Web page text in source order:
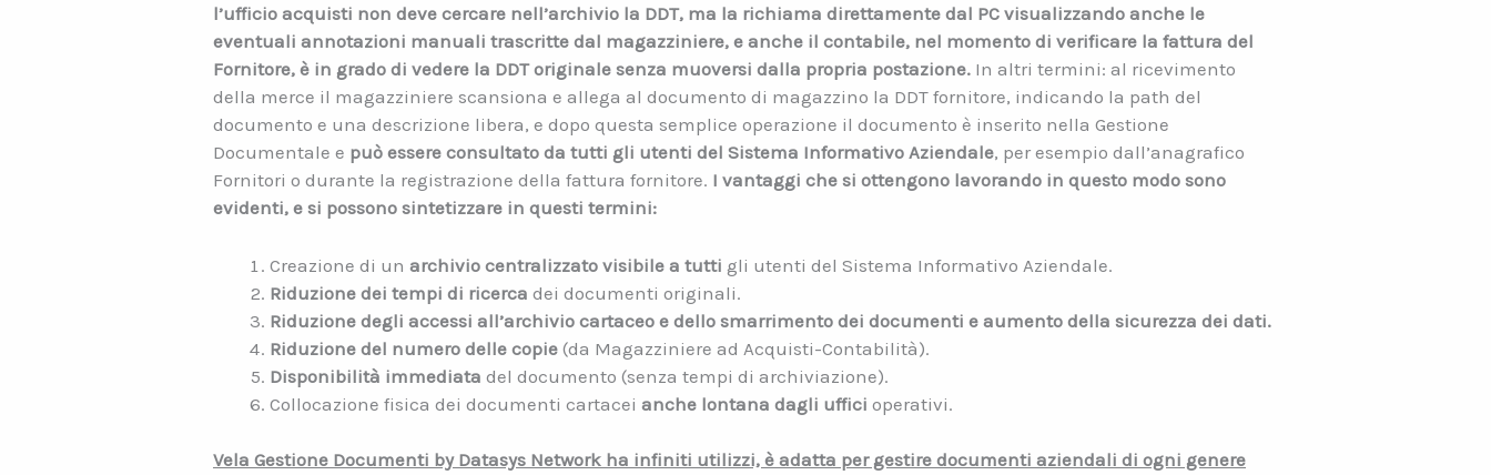
l’ufficio acquisti non deve cercare nell’archivio la DDT, ma la richiama direttamente dal PC visualizzando anche le
eventuali annotazioni manuali trascritte dal magazziniere, e anche il contabile, nel momento di verificare la fattura del
Fornitore, è in grado di vedere la DDT originale senza muoversi dalla propria postazione. In altri termini: al ricevimento
della merce il magazziniere scansiona e allega al documento di magazzino la DDT fornitore, indicando la path del
documento e una descrizione libera, e dopo questa semplice operazione il documento è inserito nella Gestione
Documentale e può essere consultato da tutti gli utenti del Sistema Informativo Aziendale, per esempio dall’anagrafico
Fornitori o durante la registrazione della fattura fornitore. I vantaggi che si ottengono lavorando in questo modo sono
evidenti, e si possono sintetizzare in questi termini:
Creazione di un archivio centralizzato visibile a tutti gli utenti del Sistema Informativo Aziendale.
Riduzione dei tempi di ricerca dei documenti originali.
Riduzione degli accessi all’archivio cartaceo e dello smarrimento dei documenti e aumento della sicurezza dei dati.
Riduzione del numero delle copie (da Magazziniere ad Acquisti-Contabilità).
Disponibilità immediata del documento (senza tempi di archiviazione).
Collocazione fisica dei documenti cartacei anche lontana dagli uffici operativi.
Vela Gestione Documenti by Datasys Network ha infiniti utilizzi, è adatta per gestire documenti aziendali di ogni genere